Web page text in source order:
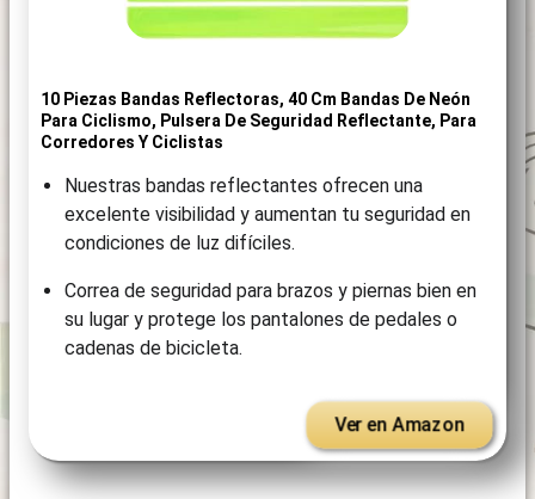
10 Piezas Bandas Reflectoras, 40 Cm Bandas De Neón
Para Ciclismo, Pulsera De Seguridad Reflectante, Para
Corredores Y Ciclistas
Nuestras bandas reflectantes ofrecen una
excelente visibilidad y aumentan tu seguridad en
condiciones de luz difíciles.
Correa de seguridad para brazos y piernas bien en
su lugar y protege los pantalones de pedales o
cadenas de bicicleta.
Ver en Amazon